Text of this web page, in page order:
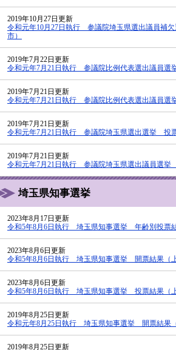
2019年10月27日更新
令和元年10月27日執行 参議院埼玉県選出議員補
市）
2019年7月22日更新
令和元年7月21日執行 参議院比例代表選出議員選
2019年7月21日更新
令和元年7月21日執行 参議院比例代表選出議員選
2019年7月21日更新
令和元年7月21日執行 参議院埼玉県選出選挙 投票
2019年7月21日更新
令和元年7月21日執行 参議院埼玉県選出議員選挙
埼玉県知事選挙
2023年8月17日更新
令和5年8月6日執行 埼玉県知事選挙 年齢別投票
2023年8月6日更新
令和5年8月6日執行 埼玉県知事選挙 開票結果（上
2023年8月6日更新
令和5年8月6日執行 埼玉県知事選挙 投票結果（上
2019年8月25日更新
令和元年8月25日執行 埼玉県知事選挙 開票結果（
2019年8月25日更新